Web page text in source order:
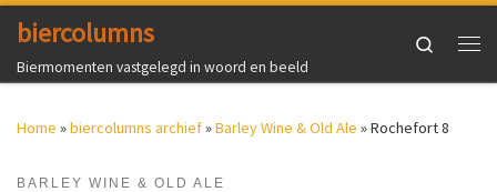
Ga naar inhoud
biercolumns
Biermomenten vastgelegd in woord en beeld
Search
Home »biercolumns archief»Barley Wine & Old Ale »Rochefort 8
BARLEY WINE & OLD ALE